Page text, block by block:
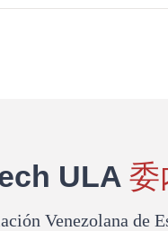
ULA 委
Venezolana de